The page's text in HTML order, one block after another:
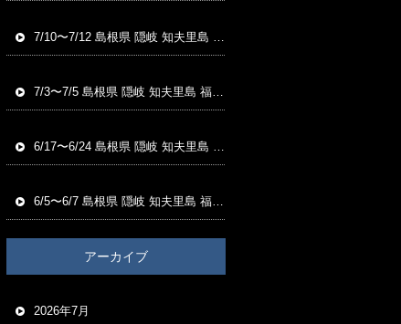
7/10〜7/12 島根県 隠岐 知夫里島 福友渡船 磯釣り釣果
7/3〜7/5 島根県 隠岐 知夫里島 福友渡船 磯釣り釣果
6/17〜6/24 島根県 隠岐 知夫里島 福友渡船 磯釣り釣果
6/5〜6/7 島根県 隠岐 知夫里島 福友渡船 磯釣り釣果
アーカイブ
2026年7月